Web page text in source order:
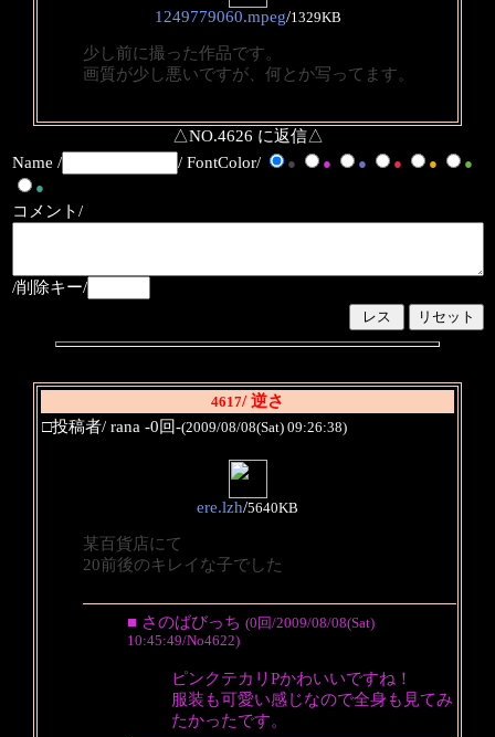
1249779060.mpeg/1329KB
少し前に撮った作品です。
画質が少し悪いですが、何とか写ってます。
△NO.4626 に返信△
Name /
/ FontColor/ ● ● ● ● ●
●
●
コメント/
/削除キー/
4617/ 逆さ
□投稿者/ rana -0回-(2009/08/08(Sat) 09:26:38)
ere.lzh/5640KB
某百貨店にて
20前後のキレイな子でした
■ さのばびっち (0回/2009/08/08(Sat)
10:45:49/No4622)
ピンクテカリPかわいいですね！
服装も可愛い感じなので全身も見てみ
たかったです。